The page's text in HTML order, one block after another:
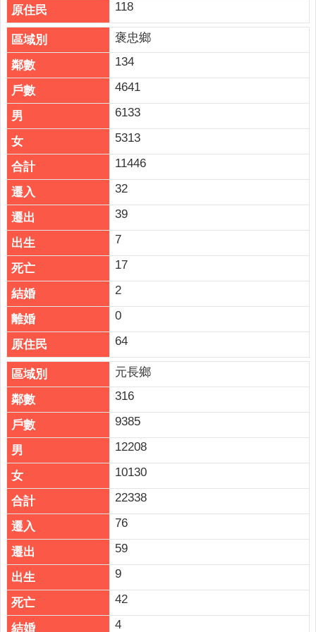
118
褒忠鄉
134
4641
6133
5313
11446
32
39
7
17
2
0
64
元長鄉
316
9385
12208
10130
22338
76
59
9
42
4